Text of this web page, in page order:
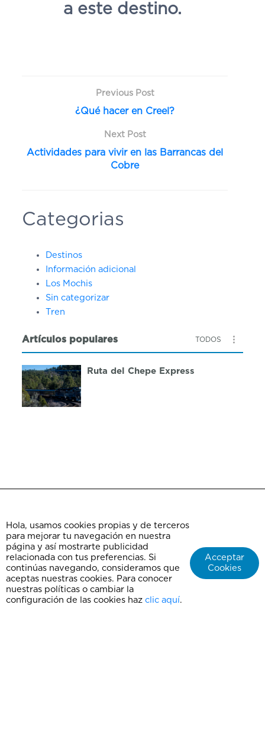
a este destino.
Previous Post
¿Qué hacer en Creel?
Next Post
Actividades para vivir en las Barrancas del
Cobre
Categorias
Destinos
Información adicional
Los Mochis
Sin categorizar
Tren
Artículos populares TODOS
Ruta del Chepe Express
Preguntas Frecuentes
Nuestro Blog
Testimonio de clientes
Términos y condiciones
Políticas de Grupos
Aviso de privacidad
Hola, usamos cookies propias y de terceros
para mejorar tu navegación en nuestra
página y así mostrarte publicidad
relacionada con tus preferencias. Si
continúas navegando, consideramos que
aceptas nuestras cookies. Para conocer
nuestras políticas o cambiar la
configuración de las cookies haz clic aquí.
Acceptar
Cookies